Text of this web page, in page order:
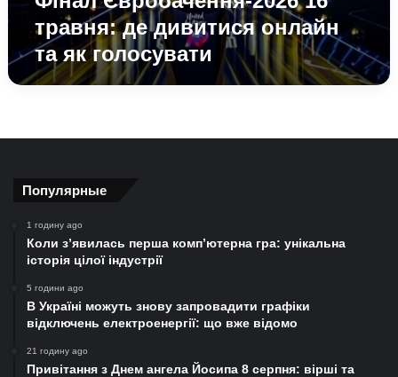
травня: де дивитися онлайн
та як голосувати
Популярные
1 годину ago
Коли з’явилась перша комп’ютерна гра: унікальна
історія цілої індустрії
5 години ago
В Україні можуть знову запровадити графіки
відключень електроенергії: що вже відомо
21 годину ago
Привітання з Днем ангела Йосипа 8 серпня: вірші та